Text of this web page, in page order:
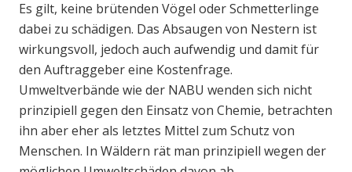
Es gilt, keine brütenden Vögel oder Schmetterlinge
dabei zu schädigen. Das Absaugen von Nestern ist
wirkungsvoll, jedoch auch aufwendig und damit für
den Auftraggeber eine Kostenfrage.
Umweltverbände wie der NABU wenden sich nicht
prinzipiell gegen den Einsatz von Chemie, betrachten
ihn aber eher als letztes Mittel zum Schutz von
Menschen. In Wäldern rät man prinzipiell wegen der